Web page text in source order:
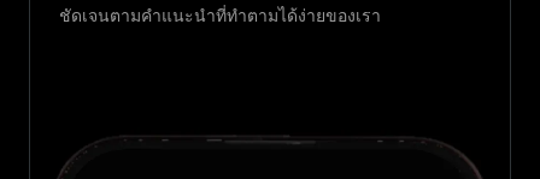
ชัดเจนตามคำแนะนำที่ทำตามได้ง่ายของเรา